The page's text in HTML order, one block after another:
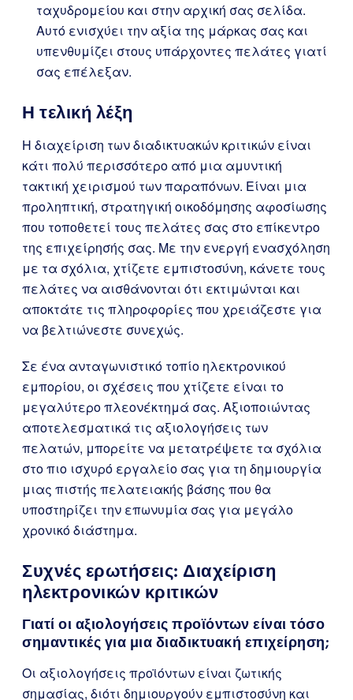
ταχυδρομείου και στην αρχική σας σελίδα.
Αυτό ενισχύει την αξία της μάρκας σας και
υπενθυμίζει στους υπάρχοντες πελάτες γιατί
σας επέλεξαν.
Η τελική λέξη
Η διαχείριση των διαδικτυακών κριτικών είναι
κάτι πολύ περισσότερο από μια αμυντική
τακτική χειρισμού των παραπόνων. Είναι μια
προληπτική, στρατηγική οικοδόμησης αφοσίωσης
που τοποθετεί τους πελάτες σας στο επίκεντρο
της επιχείρησής σας. Με την ενεργή ενασχόληση
με τα σχόλια, χτίζετε εμπιστοσύνη, κάνετε τους
πελάτες να αισθάνονται ότι εκτιμώνται και
αποκτάτε τις πληροφορίες που χρειάζεστε για
να βελτιώνεστε συνεχώς.
Σε ένα ανταγωνιστικό τοπίο ηλεκτρονικού
εμπορίου, οι σχέσεις που χτίζετε είναι το
μεγαλύτερο πλεονέκτημά σας. Αξιοποιώντας
αποτελεσματικά τις αξιολογήσεις των
πελατών, μπορείτε να μετατρέψετε τα σχόλια
στο πιο ισχυρό εργαλείο σας για τη δημιουργία
μιας πιστής πελατειακής βάσης που θα
υποστηρίζει την επωνυμία σας για μεγάλο
χρονικό διάστημα.
Συχνές ερωτήσεις: Διαχείριση
ηλεκτρονικών κριτικών
Γιατί οι αξιολογήσεις προϊόντων είναι τόσο
σημαντικές για μια διαδικτυακή επιχείρηση;
Οι αξιολογήσεις προϊόντων είναι ζωτικής
σημασίας, διότι δημιουργούν εμπιστοσύνη και